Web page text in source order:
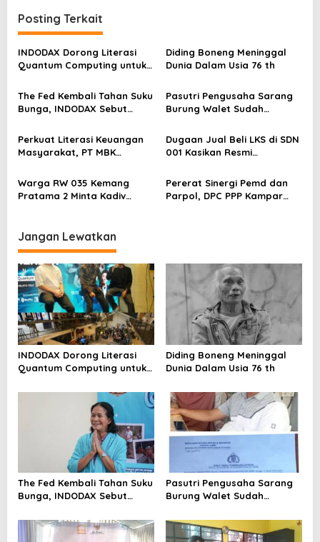
g
a
s
i
p
o
s
Posting Terkait
INDODAX Dorong Literasi
Quantum Computing untuk
Blockchain
Diding Boneng Meninggal
Dunia Dalam Usia 76 th
The Fed Kembali Tahan Suku
Bunga, INDODAX Sebut
Sentimen Pasar
Pasutri Pengusaha Sarang
Burung Walet Sudah
Pelapor Desak Polda Jambi
Segera Lakukan Penahanan
Perkuat Literasi Keuangan
Masyarakat, PT MBK
Karpet Masjid di Pakuhaji
Dugaan Jual Beli LKS di SDN
001 Kasikan Resmi
Kampar, Pemred – Pimum
Metroterkini.id Desak Usut
Kasus Ini
Warga RW 035 Kemang
Pratama 2 Minta Kadiv
Metro Bekasi Kota
Pererat Sinergi Pemd dan
Parpol, DPC PPP Kampar
Jangan Lewatkan
INDODAX Dorong Literasi
Quantum Computing untuk
Blockchain
Diding Boneng Meninggal
Dunia Dalam Usia 76 th
The Fed Kembali Tahan Suku
Bunga, INDODAX Sebut
Sentimen Pasar
Pasutri Pengusaha Sarang
Burung Walet Sudah
Pelapor Desak Polda Jambi
Segera Lakukan Penahanan